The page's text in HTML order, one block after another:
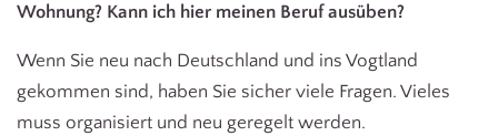
Wohnung? Kann ich hier meinen Beruf ausüben?
Wenn Sie neu nach Deutschland und ins Vogtland
gekommen sind, haben Sie sicher viele Fragen. Vieles
muss organisiert und neu geregelt werden.